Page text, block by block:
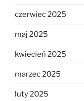
czerwiec 2025
maj 2025
kwiecień 2025
marzec 2025
luty 2025